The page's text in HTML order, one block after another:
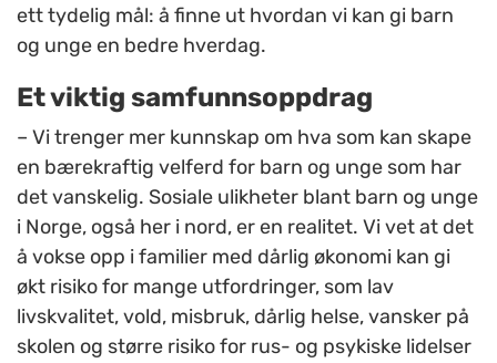
ett tydelig mål: å finne ut hvordan vi kan gi barn
og unge en bedre hverdag.
Et viktig samfunnsoppdrag
– Vi trenger mer kunnskap om hva som kan skape
en bærekraftig velferd for barn og unge som har
det vanskelig. Sosiale ulikheter blant barn og unge
i Norge, også her i nord, er en realitet. Vi vet at det
å vokse opp i familier med dårlig økonomi kan gi
økt risiko for mange utfordringer, som lav
livskvalitet, vold, misbruk, dårlig helse, vansker på
skolen og større risiko for rus- og psykiske lidelser